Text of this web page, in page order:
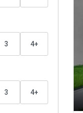
3 4+
3 4+